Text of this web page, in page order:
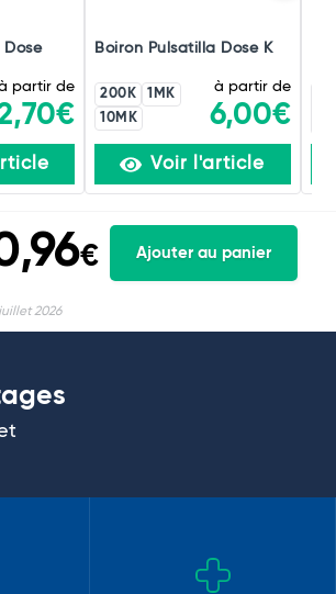
Dose
partir de
Boiron Pulsatilla Dose K
200K
1MK
10MK
à partir de
6,00€
Voir l'article
€ Ajouter au panier
2026